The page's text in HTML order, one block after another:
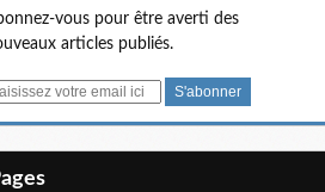
vous pour être averti des
articles publiés.
Pages